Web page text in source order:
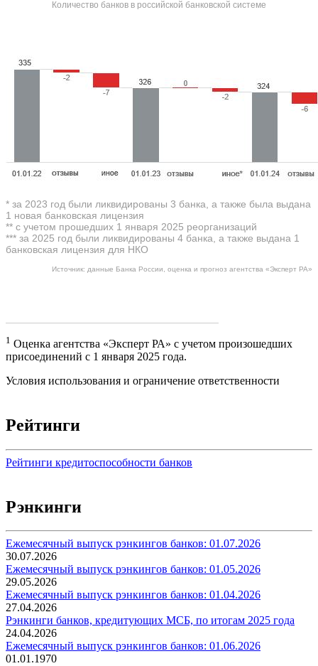
Количество банков в российской банковской системе
* за 2023 год были ликвидированы 3 банка, а также была выдана
1 новая банковская лицензия
** с учетом прошедших 1 января 2025 реорганизаций
*** за 2025 год были ликвидированы 4 банка, а также выдана 1
банковская лицензия для НКО
Источник: данные Банка России, оценка и прогноз агентства «Эксперт РА»
1 Оценка агентства «Эксперт РА» с учетом произошедших
присоединений с 1 января 2025 года.
Условия использования и ограничение ответственности
Рейтинги
Рейтинги кредитоспособности банков
Рэнкинги
Ежемесячный выпуск рэнкингов банков: 01.07.2026
30.07.2026
Ежемесячный выпуск рэнкингов банков: 01.05.2026
29.05.2026
Ежемесячный выпуск рэнкингов банков: 01.04.2026
27.04.2026
Рэнкинги банков, кредитующих МСБ, по итогам 2025 года
24.04.2026
Ежемесячный выпуск рэнкингов банков: 01.06.2026
01.01.1970